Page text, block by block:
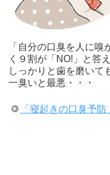
「自分の口臭を人に
く９割が「NO!」と答
しっかりと歯を磨いて
一臭いと最悪・・・
「寝起きの口臭予